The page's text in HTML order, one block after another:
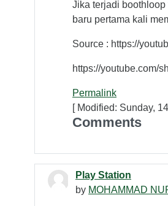
Jika terjadi
baru pertama kali
Source : https://
https://youtube.com/
Permalink
[ Modified: Sunday,
Comments
Play Station
by MOHAMMAD